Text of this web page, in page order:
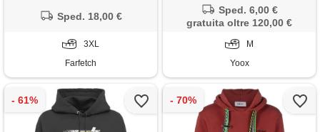
Sped. 18,00 €
3XL
Farfetch
Sped. 6,00 €
gratuita oltre 120,00 €
M
Yoox